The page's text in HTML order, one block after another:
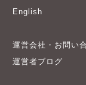
English
運営会社・お問い
運営者ブログ